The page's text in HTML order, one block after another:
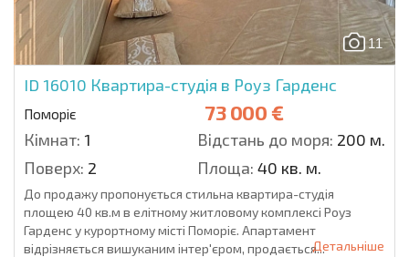
11
ID 16010 Квартира-студія в Роуз Гарденс
Поморіє 73 000 €
Кімнат: 1 Відстань до моря: 200 м.
Поверх: 2 Площа: 40 кв. м.
До продажу пропонується стильна квартира-студія
площею 40 кв.м в елітному житловому комплексі Роуз
Гарденс у курортному місті Поморіє. Апартамент
відрізняється вишуканим інтер'єром, продається...Детальніше